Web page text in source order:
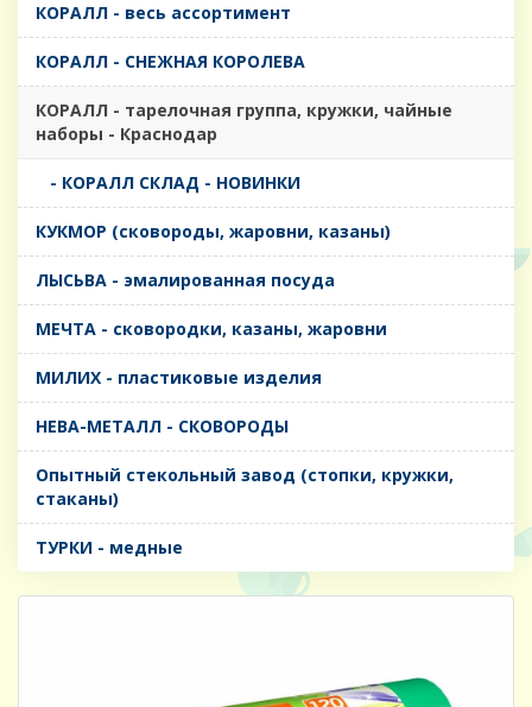
КОРАЛЛ - весь ассортимент
КОРАЛЛ - СНЕЖНАЯ КОРОЛЕВА
КОРАЛЛ - тарелочная группа, кружки, чайные
наборы - Краснодар
- КОРАЛЛ СКЛАД - НОВИНКИ
КУКМОР (сковороды, жаровни, казаны)
ЛЫСЬВА - эмалированная посуда
МЕЧТА - сковородки, казаны, жаровни
МИЛИХ - пластиковые изделия
НЕВА-МЕТАЛЛ - СКОВОРОДЫ
Опытный стекольный завод (стопки, кружки,
стаканы)
ТУРКИ - медные